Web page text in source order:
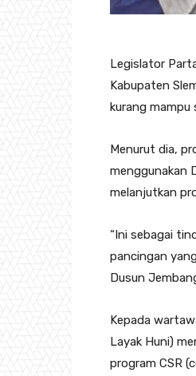
Legislator
Kabupaten
kurang mampu
Menurut dia,
menggunakan
melanjutkan
“Ini sebagai
pancingan
Dusun
Kepada
Layak Huni)
program CSR